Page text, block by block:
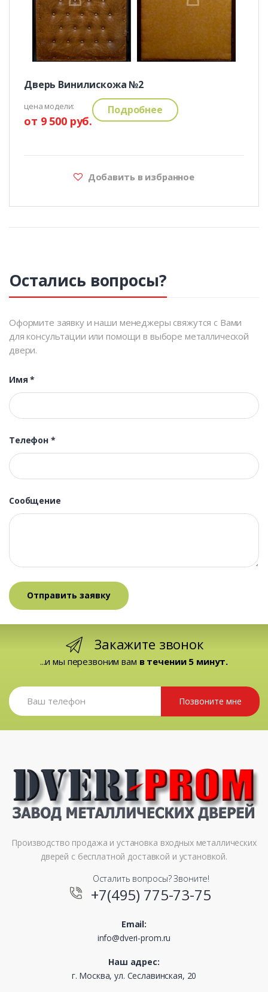
Дверь Винилискожа №2
цена модели:
от 9 500 руб.
Подробнее
Добавить в избранное
Остались вопросы?
Оформите заявку и наши менеджеры свяжутся с Вами
для консультации или помощи в выборе металлической
двери.
Имя*
Телефон *
Сообщение
Закажите звонок
...и мы перезвоним вам в течении 5 минут.
Позвоните мне
Производство продажа и установка входных металлических
дверей с бесплатной доставкой и установкой.
Осталить вопросы? Звоните!
+7(495) 775-73-75
Email:
info@dveri-prom.ru
Наш адрес:
г. Москва, ул. Сеславинская, 20